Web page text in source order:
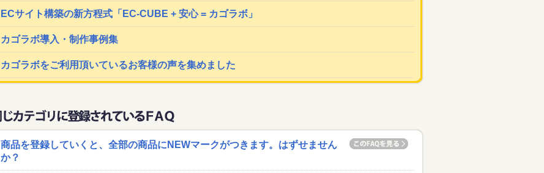
ECサイト構築の新方程式「EC-CUBE + 安心 = カゴラボ」
カゴラボ導入・制作事例集
カゴラボをご利用頂いているお客様の声を集めました
商品を登録していくと、全部の商品にNEWマークがつきます。はずせません
か？